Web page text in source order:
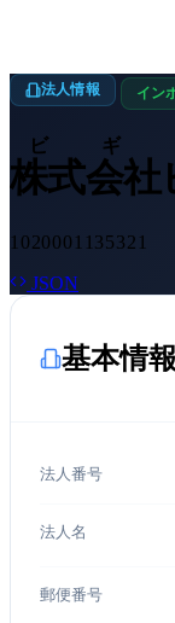
法人情報 イン
株式会
ビギ
1020001135321
JSON
基本情報
法人番号
法人名
郵便番号